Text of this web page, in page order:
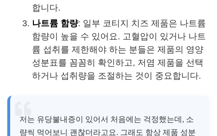
합니다.
나트륨 함량: 일부 코티지 치즈 제품은 나트륨
함량이 높을 수 있어요. 고혈압이 있거나 나트
륨 섭취를 제한해야 하는 분들은 제품의 영양
성분표를 꼼꼼히 확인하고, 저염 제품을 선택
하거나 섭취량을 조절하는 것이 중요합니다.
저는 유당불내증이 있어서 처음에는 걱정했는데, 소
량씩 먹어보니 괜찮더라고요. 그래도 항상 제품 성분